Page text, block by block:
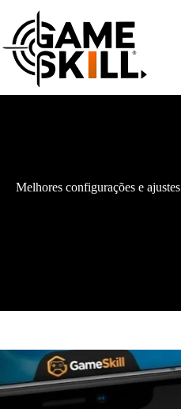
conteúdo
Melhores configurações e